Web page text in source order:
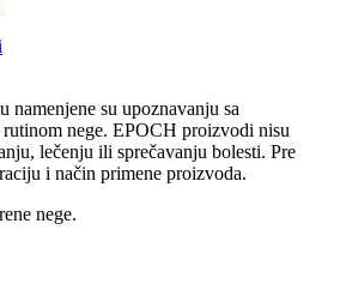
namenjene su upoznavanju sa
nege. EPOCH proizvodi nisu
lečenju ili sprečavanju bolesti. Pre
i način primene proizvoda.
nege.